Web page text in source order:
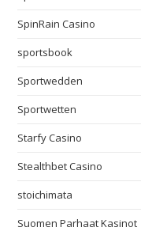
SpinRain Casino
sportsbook
Sportwedden
Sportwetten
Starfy Casino
Stealthbet Casino
stoichimata
Suomen Parhaat Kasinot